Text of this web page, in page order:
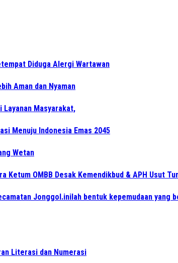
Diduga Alergi Wartawan
Aman dan Nyaman
Layanan Masyarakat,
Menuju Indonesia Emas 2045
Wetan
Ketum OMBB Desak Kemendikbud & APH Usut
Jonggol.inilah bentuk kepemudaan yang
Literasi dan Numerasi